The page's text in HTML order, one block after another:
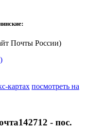
Почты России)
картах посмотреть на
- пос.